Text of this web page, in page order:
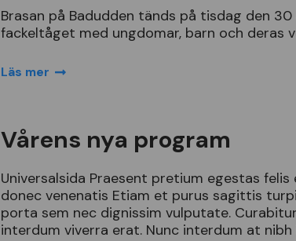
Brasan på Badudden tänds på tisdag den 30
fackeltåget med ungdomar, barn och deras
Läs mer
Vårens nya program
Universalsida Praesent pretium egestas felis
donec venenatis Etiam et purus sagittis
porta sem nec dignissim vulputate. Curabitur
interdum viverra erat. Nunc interdum at nibh